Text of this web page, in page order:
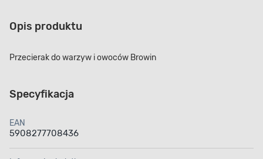
Opis produktu
Przecierak do warzyw i owoców Browin
Specyfikacja
EAN
5908277708436